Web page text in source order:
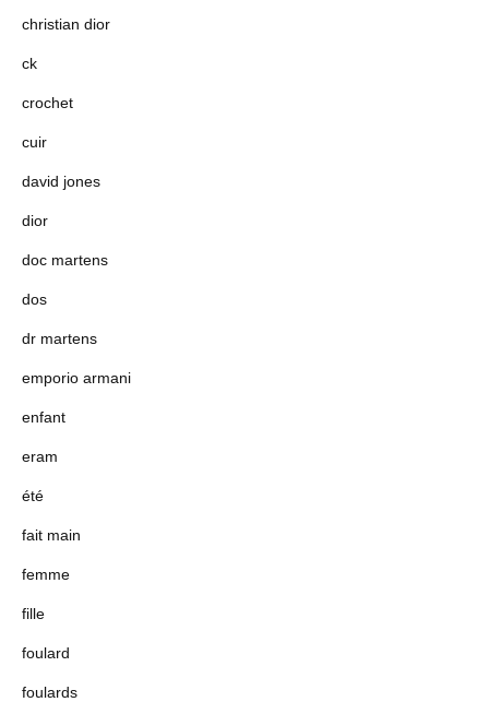
christian dior
ck
crochet
cuir
david jones
dior
doc martens
dos
dr martens
emporio armani
enfant
eram
été
fait main
femme
fille
foulard
foulards